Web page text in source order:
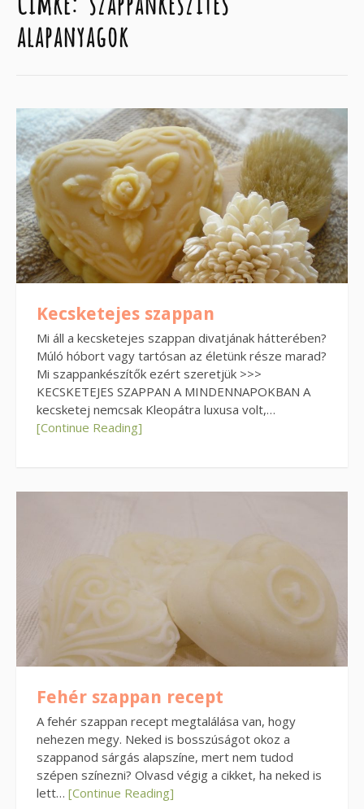
alapanyagok
Kecsketejes szappan
Mi áll a kecsketejes szappan divatjának hátterében?
Múló hóbort vagy tartósan az életünk része marad?
Mi szappankészítők ezért szeretjük >>>
KECSKETEJES SZAPPAN A MINDENNAPOKBAN A
kecsketej nemcsak Kleopátra luxusa volt,…
[Continue Reading]
Fehér szappan recept
A fehér szappan recept megtalálása van, hogy
nehezen megy. Neked is bosszúságot okoz a
szappanod sárgás alapszíne, mert nem tudod
szépen színezni? Olvasd végig a cikket, ha neked is
lett… [Continue Reading]